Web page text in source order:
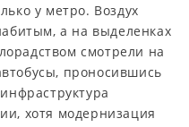
у метро. Воздух
а на выделенках
смотрели на
проносившись
хотя модернизация